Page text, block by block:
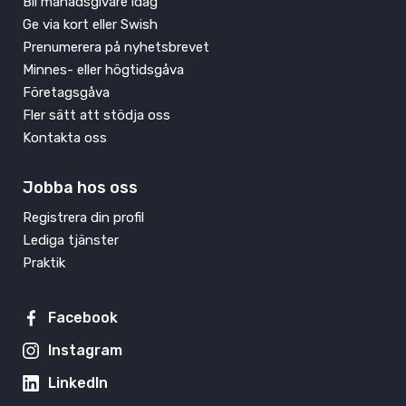
Ge via kort eller Swish
Prenumerera på nyhetsbrevet
Minnes- eller högtidsgåva
Företagsgåva
Fler sätt att stödja oss
Kontakta oss
Jobba hos oss
Registrera din profil
Lediga tjänster
Praktik
Facebook
Instagram
LinkedIn